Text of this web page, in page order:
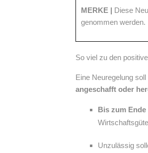
MERKE | Diese
genommen werden.
So viel zu den
Eine Neuregelung
angeschafft oder
Bis zum
Unzulässig